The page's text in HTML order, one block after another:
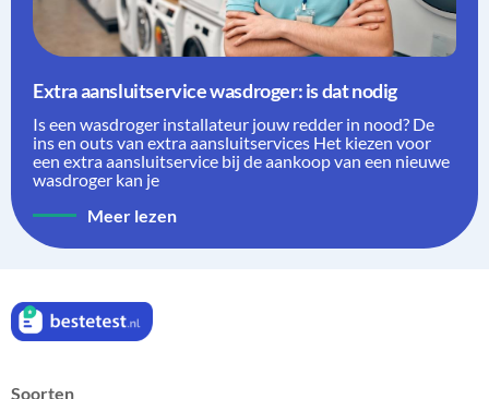
Extra aansluitservice wasdroger: is dat nodig
Is een wasdroger installateur jouw redder in nood? De
ins en outs van extra aansluitservices Het kiezen voor
een extra aansluitservice bij de aankoop van een nieuwe
wasdroger kan je
Meer lezen
Soorten